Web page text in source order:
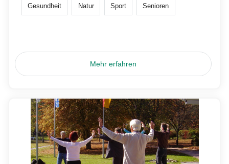
Gesundheit Natur Sport Senioren
Mehr erfahren